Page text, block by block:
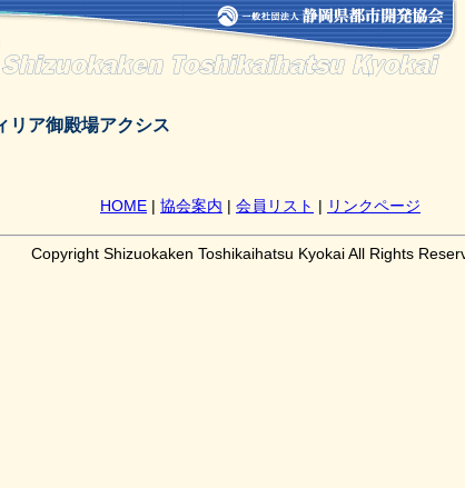
リア御殿場アクシス
HOME | 協会案内 | 会員リスト | リンクページ
Copyright Shizuokaken Toshikaihatsu Kyokai All Rights